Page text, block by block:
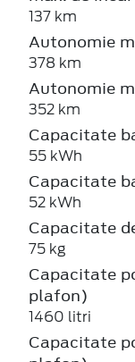
137 km
Autonomie
378 km
Autonomie
352 km
Capacitate
55 kWh
Capacitate
52 kWh
Capacitate
75 kg
Capacitate
plafon)
1460 litri
Capacitate